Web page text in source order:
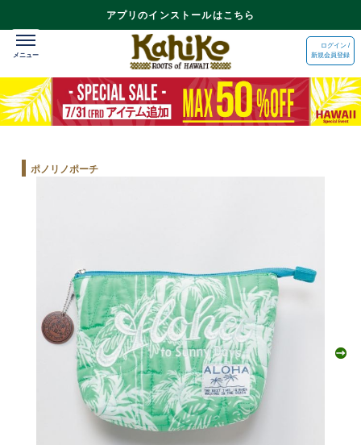
アプリのインストールはこちら
ログイン /
新規会員登録
ポノリノポーチ